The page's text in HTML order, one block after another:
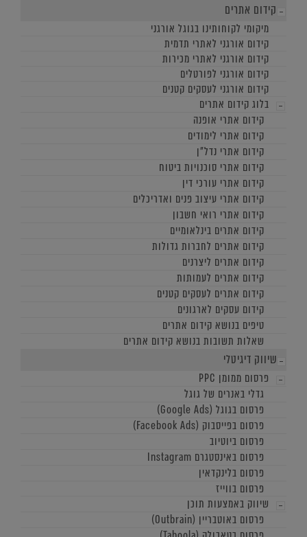
קידום אתרים
מיקומי לקוחותינו בגוגל אורגני
קידום אורגני לאתרי תדמית
קידום אורגני לאתרי מכירות
קידום אורגני לפורטלים
קידום אורגני לעסקים קטנים
בלוג קידום אתרים
קידום אתרי אופנה
קידום אתרי לימודים
קידום אתרי נדל"ן
קידום אתרי סוכנויות ביטוח
קידום אתרי עורכי דין
קידום אתרי עיצוב פנים ואדריכלים
קידום אתרי רואי חשבון
קידום אתרים בינלאומיים
קידום אתרים לחברות גדולות
קידום אתרים ליצרנים
קידום אתרים לעמותות
קידום אתרים לעסקים קטנים
קידום עסקים לארגונים
טיפים בנושא קידום אתרים
שאלות תשובות בנושא קידום אתרים
שיווק דיגיטלי
פרסום ממומן PPC
גדלי באנרים של גוגל
פרסום בגוגל (Google Ads)
פרסום בפייסבוק (Facebook Ads)
פרסום ביוטיוב
פרסום באינסטגרם Instagram
פרסום בלינקדאין
פרסום בווייז
שיווק באמצעות תוכן
פרסום באוטבריין (Outbrain)